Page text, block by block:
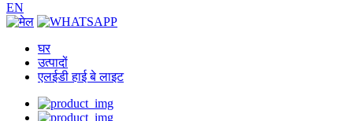
EN
घर
उत्पादों
एलईडी हाई बे लाइट